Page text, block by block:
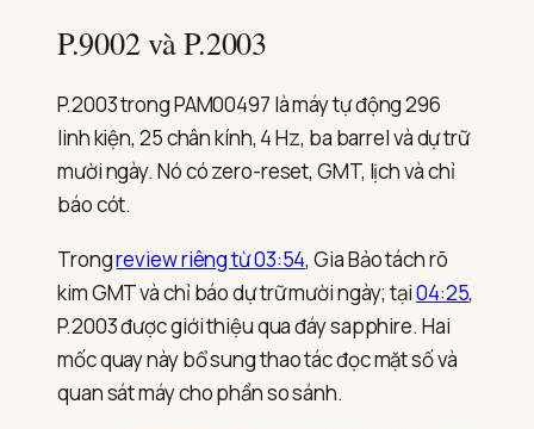
P.9002 và P.2003
P.2003 trong PAM00497 là máy tự động 296
linh kiện, 25 chân kính, 4 Hz, ba barrel và dự trữ
mười ngày. Nó có zero-reset, GMT, lịch và chỉ
báo cót.
Trongreview riêng từ 03:54, Gia Bảo tách rõ
kim GMT và chỉ báo dự trữ mười ngày; tại04:25,
P.2003 được giới thiệu qua đáy sapphire. Hai
mốc quay này bổ sung thao tác đọc mặt số và
quan sát máy cho phần so sánh.